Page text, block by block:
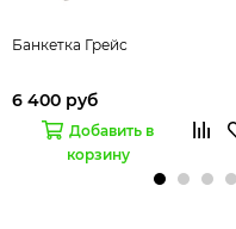
Банкетка Грейс
6 400 руб
Добавить в
корзину